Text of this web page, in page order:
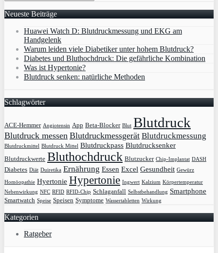
Neueste Beiträge
Huawei Watch D: Blutdruckmessung und EKG am
Handgelenk
Warum leiden viele Diabetiker unter hohem Blutdruck?
Diabetes und Bluthochdruck: Die gefährliche Kombination
Was ist Hypertonie?
Blutdruck senken: natürliche Methoden
Schlagwörter
ACE-Hemmer Angiotensin App Beta-Blocker Blut Blutdruck
Blutdruck messen Blutdruckmessgerät Blutdruckmessung
Blutdruckmittel Blutdruck Mittel Blutdruckpass Blutdrucksenker
Blutdruckwerte Bluthochdruck Blutzucker Chip-Implantat DASH
Diabetes Diät Duiretika Ernährung Essen Excel Gesundheit Gewürz
Homöopathie Hyertonie Hypertonie Ingwert Kalzium Körpertemperatur
Nebenwirkung NFC RFID RFID-Chip Schlaganfall Selbstbehandlung Smartphone
Smartwatch Speise Speisen Symptome Wassertabletten Wirkung
Kategorien
Ratgeber